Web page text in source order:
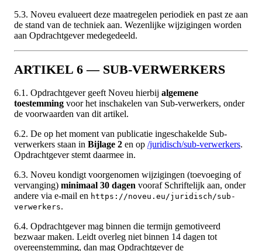
5.3. Noveu evalueert deze maatregelen periodiek en past ze aan
de stand van de techniek aan. Wezenlijke wijzigingen worden
aan Opdrachtgever medegedeeld.
ARTIKEL 6 — SUB-VERWERKERS
6.1. Opdrachtgever geeft Noveu hierbij algemene
toestemming voor het inschakelen van Sub-verwerkers, onder
de voorwaarden van dit artikel.
6.2. De op het moment van publicatie ingeschakelde Sub-
verwerkers staan in Bijlage 2 en op /juridisch/sub-verwerkers.
Opdrachtgever stemt daarmee in.
6.3. Noveu kondigt voorgenomen wijzigingen (toevoeging of
vervanging) minimaal 30 dagen vooraf Schriftelijk aan, onder
andere via e-mail en https://noveu.eu/juridisch/sub-
verwerkers.
6.4. Opdrachtgever mag binnen die termijn gemotiveerd
bezwaar maken. Leidt overleg niet binnen 14 dagen tot
overeenstemming, dan mag Opdrachtgever de